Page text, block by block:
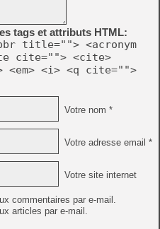
tags et attributs HTML:
title=""> <acronym
cite=""> <cite>
<em> <i> <q cite="">
Votre nom *
Votre adresse email *
Votre site internet
commentaires par e-mail.
articles par e-mail.